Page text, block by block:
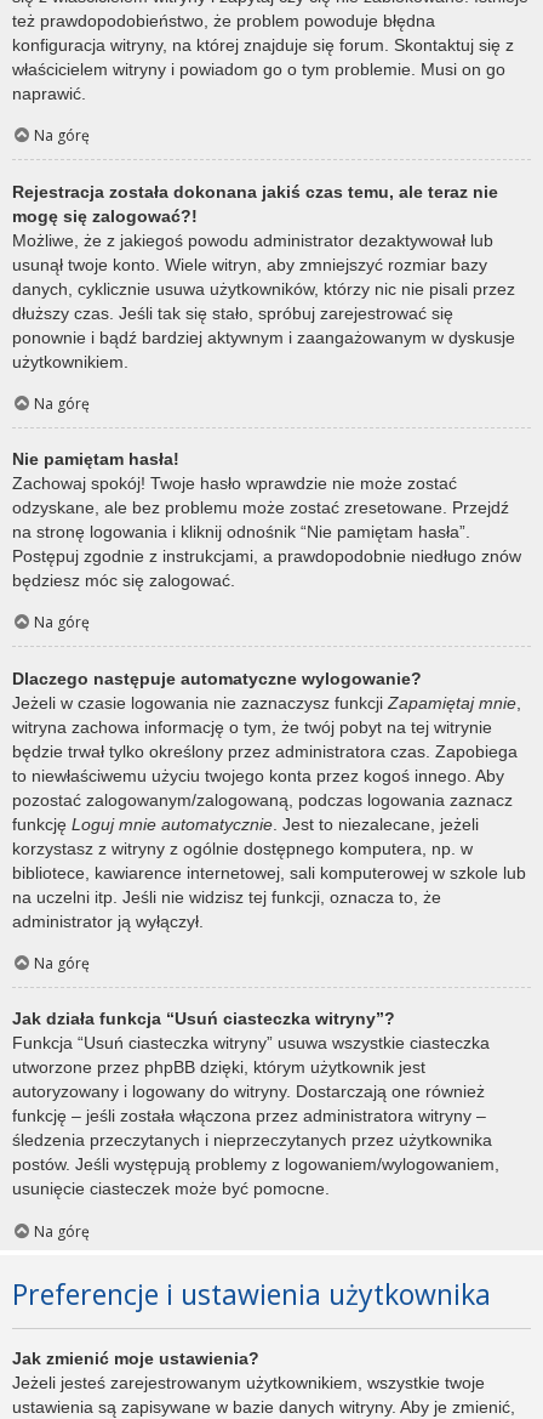
też prawdopodobieństwo, że problem powoduje błędna
konfiguracja witryny, na której znajduje się forum. Skontaktuj się z
właścicielem witryny i powiadom go o tym problemie. Musi on go
naprawić.
Na górę
Rejestracja została dokonana jakiś czas temu, ale teraz nie
mogę się zalogować?!
Możliwe, że z jakiegoś powodu administrator dezaktywował lub
usunął twoje konto. Wiele witryn, aby zmniejszyć rozmiar bazy
danych, cyklicznie usuwa użytkowników, którzy nic nie pisali przez
dłuższy czas. Jeśli tak się stało, spróbuj zarejestrować się
ponownie i bądź bardziej aktywnym i zaangażowanym w dyskusje
użytkownikiem.
Na górę
Nie pamiętam hasła!
Zachowaj spokój! Twoje hasło wprawdzie nie może zostać
odzyskane, ale bez problemu może zostać zresetowane. Przejdź
na stronę logowania i kliknij odnośnik “Nie pamiętam hasła”.
Postępuj zgodnie z instrukcjami, a prawdopodobnie niedługo znów
będziesz móc się zalogować.
Na górę
Dlaczego następuje automatyczne wylogowanie?
Jeżeli w czasie logowania nie zaznaczysz funkcji Zapamiętaj mnie
witryna zachowa informację o tym, że twój pobyt na tej witrynie
będzie trwał tylko określony przez administratora czas. Zapobiega
to niewłaściwemu użyciu twojego konta przez kogoś innego. Aby
pozostać zalogowanym/zalogowaną, podczas logowania zaznacz
funkcję Loguj mnie automatycznie . Jest to niezalecane, jeżeli
korzystasz z witryny z ogólnie dostępnego komputera, np. w
bibliotece, kawiarence internetowej, sali komputerowej w szkole lub
na uczelni itp. Jeśli nie widzisz tej funkcji, oznacza to, że
administrator ją wyłączył.
Na górę
Jak działa funkcja “Usuń ciasteczka witryny”?
Funkcja “Usuń ciasteczka witryny” usuwa wszystkie ciasteczka
utworzone przez phpBB dzięki, którym użytkownik jest
autoryzowany i logowany do witryny. Dostarczają one również
funkcję – jeśli została włączona przez administratora witryny –
śledzenia przeczytanych i nieprzeczytanych przez użytkownika
postów. Jeśli występują problemy z logowaniem/wylogowaniem,
usunięcie ciasteczek może być pomocne.
Na górę
Preferencje i ustawienia użytkownika
Jak zmienić moje ustawienia?
Jeżeli jesteś zarejestrowanym użytkownikiem, wszystkie twoje
ustawienia są zapisywane w bazie danych witryny. Aby je zmienić,